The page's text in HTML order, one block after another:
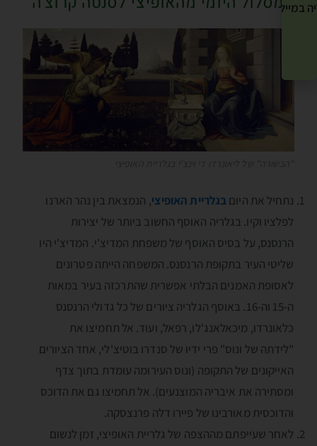
נתחיל את היוםבגלריית האופיצי, הנמצאת בין נהר הארנו
לפלציו וקיו. בגלריה האוסף החשוב ביותר של יצירות
הרנסנס, על בסיס האוסף של משפחת המדיצ'י. המדיצ'י היו
שליטי העיר בתקופת הרנסנס. המשפחה הייתה פטרונים
לאסופת האמנים הבלתי אפשרית שהתרכזה בעיר במאות
ה-15 וה-16. באוסף הגלריה ציורים של כל גדולי הרנסנס
כלאונרדו, מיכאלאנג'לו, רפאל, ועוד. אל תחמיצו את
"לידתה של ונוס" פרי ידיו של סנדרו בוטיצ'לי, אחד הציורים
האייקונים של התקופה (ונוס העירומה עומדת בתוך צדף
ומסתירה את איבריה המוצנעים). אל תחמיצו גם את הדוכס
והדוכסית מאורבינו של פיירו דלה פרנצסקה.
לאחר שעייפתם מההצפה של גלריית האופיצי, זמן לנשום
במייל שלך! »